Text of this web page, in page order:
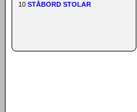
10 STÅBORD STOLAR